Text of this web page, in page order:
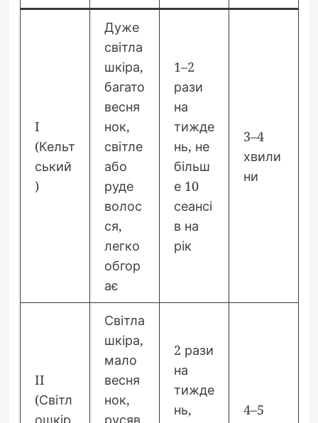
I
(Кельт
ський
)
Дуже
світла
шкіра,
багато
весня
нок,
світле
або
руде
волос
ся,
легко
обгор
ає
1–2
рази
на
тижде
нь, не
більш
е 10
сеансі
в на
рік
3–4
хвили
ни
II
(Світл
ошкір
Світла
шкіра,
мало
весня
нок,
русяв
2 рази
на
тижде
нь,
4–5